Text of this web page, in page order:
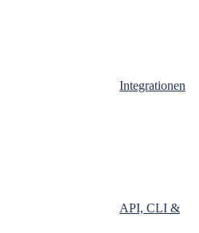
Integrationen
API, CLI &